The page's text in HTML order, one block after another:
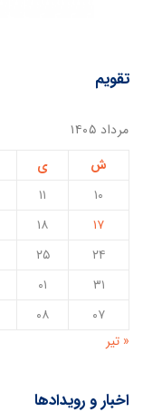
تقویم
مرداد ۱۴۰۵
ش
ی
۱۰
۱۱
۱۷
۱۸
۲۴
۲۵
۳۱
۰۱
۰۷
۰۸
« تیر
اخبار و رویدادها